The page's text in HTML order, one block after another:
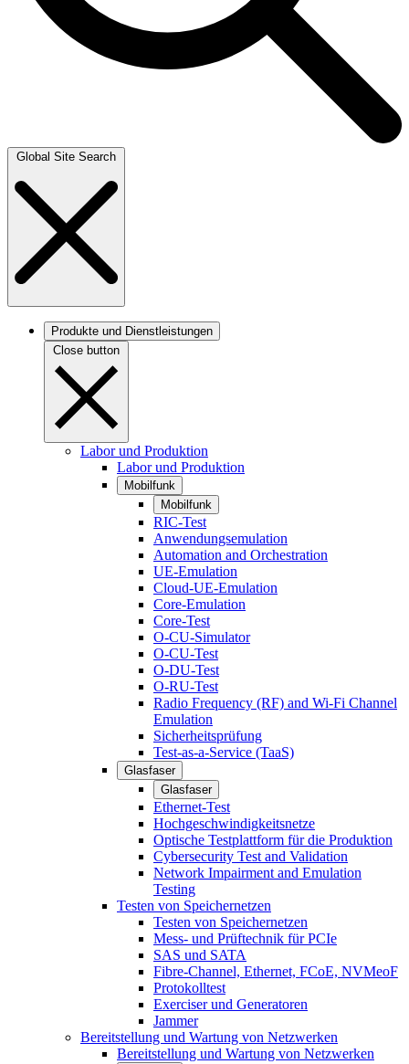
Global Site Search
Produkte und Dienstleistungen
Close button
Labor und Produktion
Labor und Produktion
Mobilfunk
Mobilfunk
RIC-Test
Anwendungsemulation
Automation and Orchestration
UE-Emulation
Cloud-UE-Emulation
Core-Emulation
Core-Test
O-CU-Simulator
O-CU-Test
O-DU-Test
O-RU-Test
Radio Frequency (RF) and Wi-Fi Channel
Emulation
Sicherheitsprüfung
Test-as-a-Service (TaaS)
Glasfaser
Glasfaser
Ethernet-Test
Hochgeschwindigkeitsnetze
Optische Testplattform für die Produktion
Cybersecurity Test and Validation
Network Impairment and Emulation
Testing
Testen von Speichernetzen
Testen von Speichernetzen
Mess- und Prüftechnik für PCIe
SAS und SATA
Fibre-Channel, Ethernet, FCoE, NVMeoF
Protokolltest
Exerciser und Generatoren
Jammer
Bereitstellung und Wartung von Netzwerken
Bereitstellung und Wartung von Netzwerken